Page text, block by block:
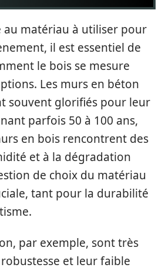
au matériau à utiliser pour
il est essentiel de
le bois se mesure
Les murs en béton
souvent glorifiés pour leur
parfois 50 à 100 ans,
en bois rencontrent des
et à la dégradation
de choix du matériau
tant pour la durabilité
par exemple, sont très
et leur faible